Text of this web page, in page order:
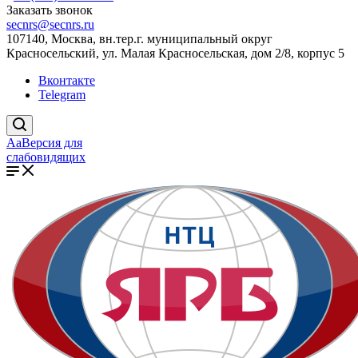
Заказать звонок
secnrs@secnrs.ru
107140, Москва, вн.тер.г. муниципальный округ
Красносельский, ул. Малая Красносельская, дом 2/8, корпус 5
Вконтакте
Telegram
AaВерсия для
слабовидящих